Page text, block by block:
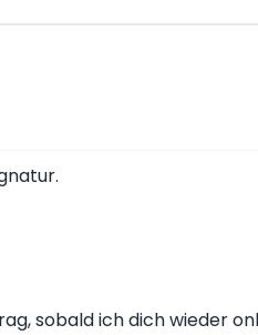
sobald ich dich wieder